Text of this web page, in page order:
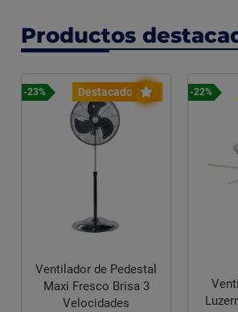
Productos
Destacado
-23%
Ventilador de Pedestal
Maxi Fresco Brisa 3
Velocidades
-22%